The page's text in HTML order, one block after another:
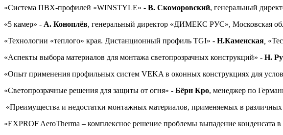
«Система ПВХ-профилей «WINSTYLE» - В. Скоморовский, генеральный
«5 камер» - А. Коноплёв, генеральный директор «ДИМЕКС РУС», Московская
«Технологии «теплого» края. Дистанционный профиль TGI» - Н.Каменская
«Аспекты выбора материалов для монтажа светопрозрачных конструкций» - Н.
«Опыт применения профильных систем VEKA в оконных конструкциях для
«Светопрозрачные решения для защиты от огня» - Бёрн Кро, менеджер по
«Преимущества и недостатки монтажных материалов, применяемых в различных
«EXPROF AeroTherma – комплексное решение проблемы выпадение конденсата в